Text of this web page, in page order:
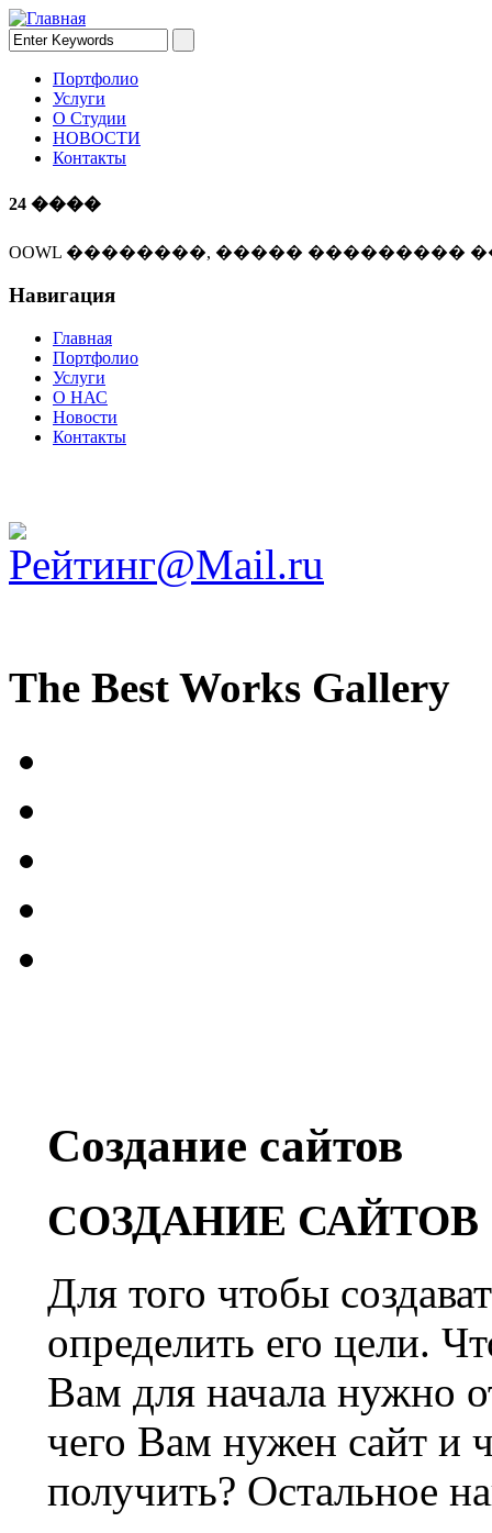
Портфолио
Услуги
О Студии
НОВОСТИ
Контакты
24 ����
OOWL ��������, ����� ���������
Навигация
Главная
Портфолио
Услуги
О НАС
Новости
Контакты
The Best Works Gallery
Создание сайтов
СОЗДАНИЕ САЙТОВ
Для того чтобы
определить его цели.
Вам для начала нужно
чего Вам нужен сайт и
получить? Остальное